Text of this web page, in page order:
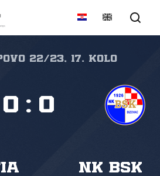
22/23, 17. kolo
NK BSK
0 : 0